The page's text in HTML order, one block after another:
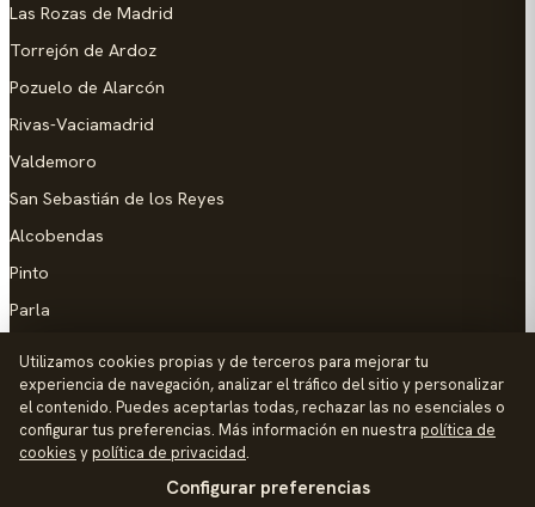
Las Rozas de Madrid
Torrejón de Ardoz
Pozuelo de Alarcón
Rivas-Vaciamadrid
Valdemoro
San Sebastián de los Reyes
Alcobendas
Pinto
Parla
AYUDA
Añadir empresa
Utilizamos cookies propias y de terceros para mejorar tu
experiencia de navegación, analizar el tráfico del sitio y personalizar
el contenido. Puedes aceptarlas todas, rechazar las no esenciales o
configurar tus preferencias. Más información en nuestra política de
cookies ypolítica de privacidad.
Configurar preferencias